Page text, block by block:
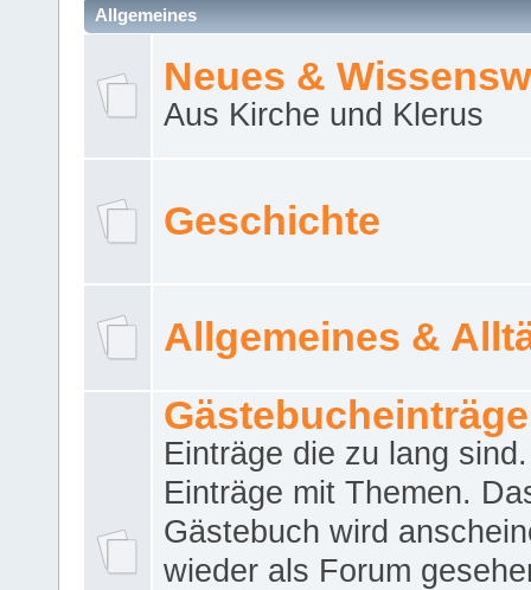
Allgemeines
Neues &
Aus Kirche und Klerus
Geschichte
Allgemeines &
Gästebucheinträge
Einträge die zu lang
Einträge mit Themen.
Gästebuch wird
wieder als Forum